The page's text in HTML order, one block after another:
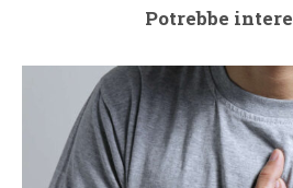
Potrebbe